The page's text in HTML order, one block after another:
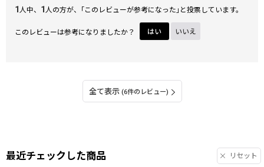
1 人中、 1 人の方が、｢このレビューが参考になった｣と投票しています。
このレビューは参考になりましたか？ はい いいえ
全て表示 (6件のレビュー)
最近チェックした商品 リセット